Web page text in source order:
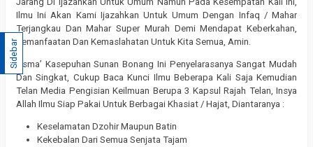
Ilmu Ini Akan Kami Ijazahkan Untuk Umum Dengan Infaq / Mahar
Terjangkau Dan Mahar Super Murah Demi Mendapat Keberkahan,
Kemanfaatan Dan Kemaslahatan Untuk Kita Semua, Amin.
Asma’ Kasepuhan Sunan Bonang Ini Penyelarasanya Sangat Mudah
Dan Singkat, Cukup Baca Kunci Ilmu Beberapa Kali Saja Kemudian
Telan Media Pengisian Keilmuan Berupa 3 Kapsul Rajah Telan, Insya
Allah Ilmu Siap Pakai Untuk Berbagai Khasiat / Hajat, Diantaranya :
Keselamatan Dzohir Maupun Batin
Kekebalan Dari Semua Senjata Tajam
Sidebar